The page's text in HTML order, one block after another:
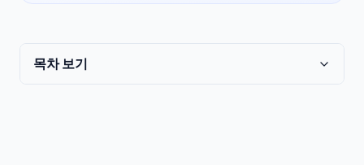
목차 보기